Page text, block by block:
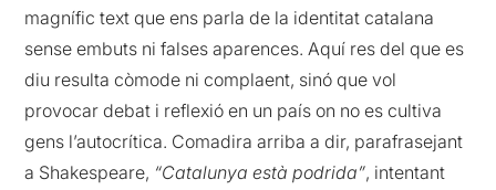
magnífic text que ens parla de la identitat catalana
sense embuts ni falses aparences. Aquí res del que es
diu resulta còmode ni complaent, sinó que vol
provocar debat i reflexió en un país on no es cultiva
gens l’autocrítica. Comadira arriba a dir, parafrasejant
a Shakespeare, “Catalunya està podrida”, intentant